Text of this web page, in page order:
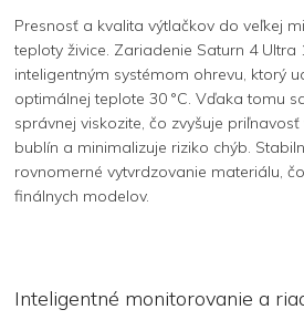
Presnosť a kvalita výtlačkov do veľkej
teploty živice. Zariadenie Saturn 4 Ultra
inteligentným systémom ohrevu, ktorý
optimálnej teplote 30 °C. Vďaka tomu
správnej viskozite, čo zvyšuje priľnavosť
bublín a minimalizuje riziko chýb.
rovnomerné vytvrdzovanie materiálu,
finálnych modelov.
Inteligentné monitorovanie a